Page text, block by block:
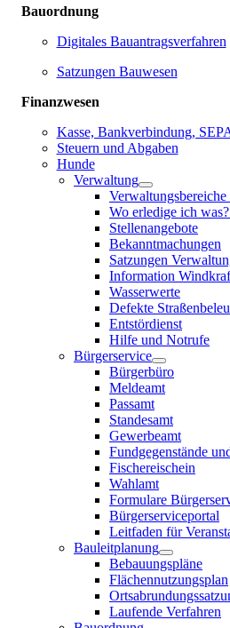
Bauordnung
Digitales Bauantragsverfahren
Satzungen Bauwesen
Finanzwesen
Kasse, Bankverbindung,
Steuern und Abgaben
Hunde
Verwaltung
Wo erledige ich
Stellenangebote
Bekanntmachungen
Satzungen
Information
Wasserwerte
Defekte
Entstördienst
Hilfe und Notrufe
Bürgerservice
Bürgerbüro
Meldeamt
Passamt
Standesamt
Gewerbeamt
Fundgegenstände
Fischereischein
Wahlamt
Formulare
Bürgerserviceportal
Leitfaden für
Bauleitplanung
Bebauungspläne
Flächennutzungsplan
Laufende Verfahren